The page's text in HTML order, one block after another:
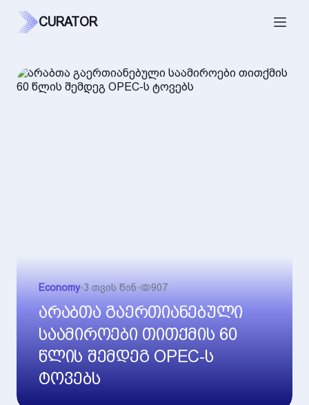
CURATOR
Economy•3 თვის წინ• 907
არაბთა გაერთიანებული
საამიროები თითქმის 60
წლის შემდეგ OPEC-ს
ტოვებს